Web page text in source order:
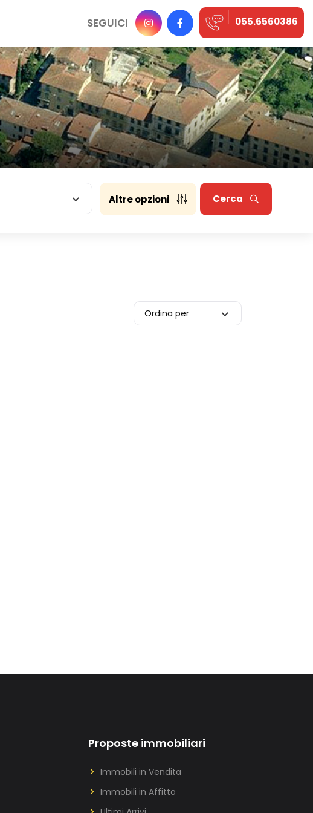
SEGUICI 055.6560386
Altre opzioni Cerca
Ordina per
Proposte immobiliari
Immobili in Vendita
Immobili in Affitto